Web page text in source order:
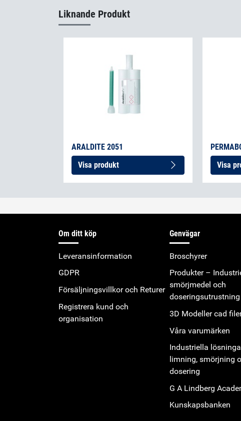
Liknande Produkt
ARALDITE 2051
Visa produkt
Visa
Om ditt köp
Leveransinformation
GDPR
Försäljningsvillkor och Returer
Registrera kund och
organisation
Genvägar
Broschyrer
Produkter –
smörjmedel och
doseringsutrustning
3D Modeller cad
Våra varumärken
Industriella
limning, smörjning
dosering
G A Lindberg
Kunskapsbanken